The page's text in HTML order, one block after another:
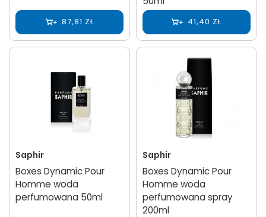
87,81 ZŁ 41,40 ZŁ
Saphir
Boxes Dynamic Pour
Homme woda
perfumowana 50ml
Saphir
Boxes Dynamic Pour
Homme woda
perfumowana spray
200ml